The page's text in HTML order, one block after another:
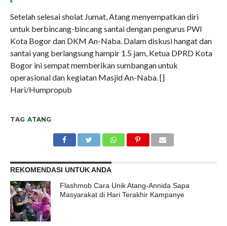
Setelah selesai sholat Jumat, Atang menyempatkan diri
untuk berbincang-bincang santai dengan pengurus PWI
Kota Bogor dan DKM An-Naba. Dalam diskusi hangat dan
santai yang berlangsung hampir 1.5 jam, Ketua DPRD Kota
Bogor ini sempat memberikan sumbangan untuk
operasional dan kegiatan Masjid An-Naba. []
Hari/Humpropub
TAG ATANG
REKOMENDASI UNTUK ANDA
Flashmob Cara Unik Atang-Annida Sapa
Masyarakat di Hari Terakhir Kampanye